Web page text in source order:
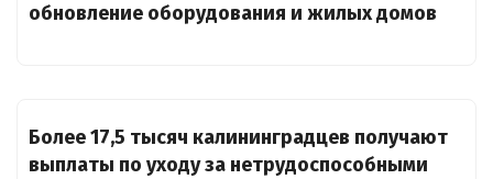
обновление оборудования и жилых домов
Более 17,5 тысяч калининградцев получают
выплаты по уходу за нетрудоспособными